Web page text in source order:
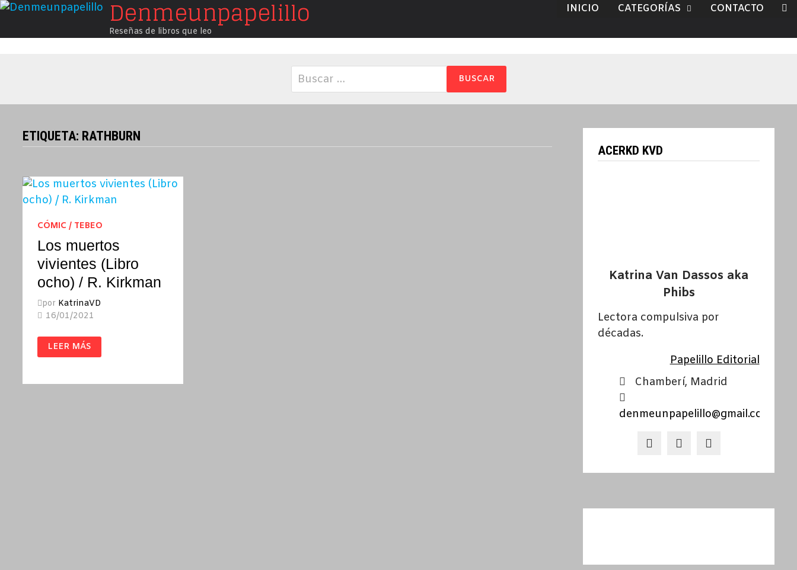
Saltar
contenido
Denmeunpapelillo
Reseñas de libros que leo
INICIO CATEGORÍAS CONTACTO
Buscar:
ETIQUETA: RATHBURN
CÓMIC / TEBEO
Los muertos
vivientes (Libro
ocho) / R. Kirkman
por KatrinaVD
16/01/2021
LOS
MUERTOS
VIVIENTES
/
LEER MÁS
ACERKD KVD
Katrina Van Dassos aka
Phibs
Lectora compulsiva por
décadas.
Papelillo Editorial
Chamberí, Madrid
denmeunpapelillo@gmail.com